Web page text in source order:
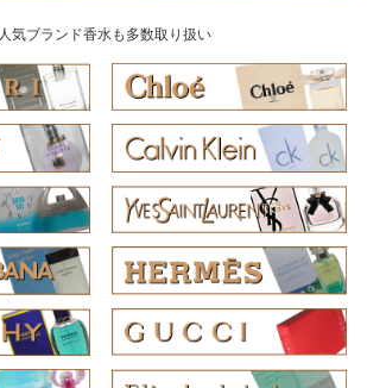
人気ブランド香水も多数取り扱い